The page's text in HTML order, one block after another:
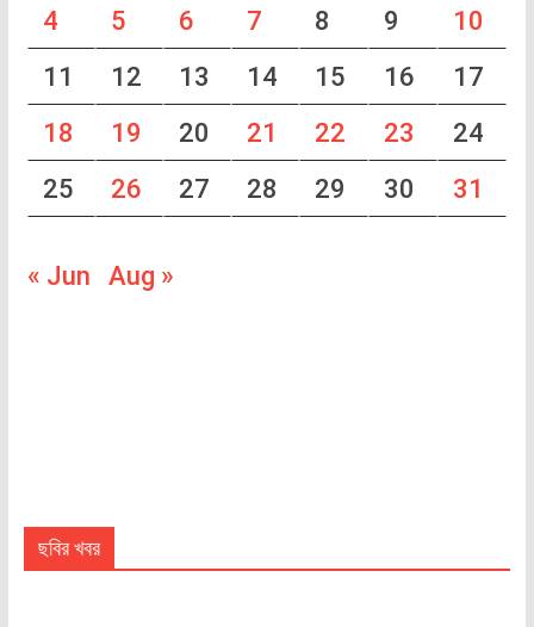
4
5 6 7 8 9
10
11
12 13 14 15 16
17
18
19 20 21 22 23
24
25
26 27 28 29 30 31
« Jun Aug »
ছবির খবর